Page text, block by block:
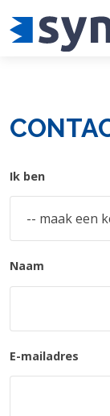
Ik ben
Naam
E-mailadres